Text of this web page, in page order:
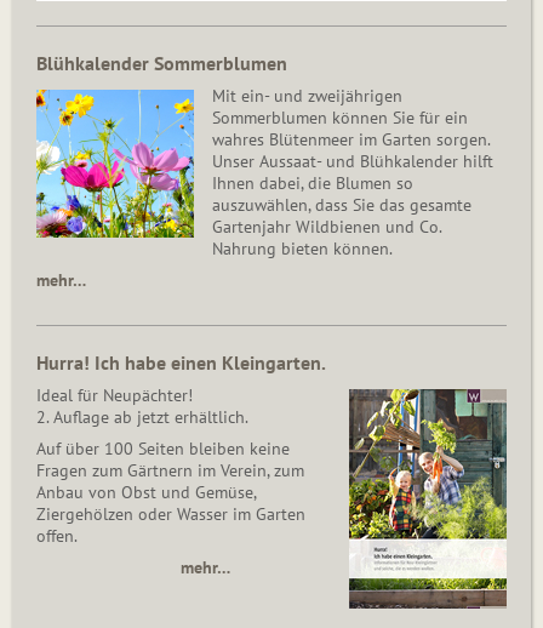
Blühkalender Sommerblumen
Mit ein- und zweijährigen
Sommerblumen können Sie für ein
wahres Blütenmeer im Garten sorgen.
Unser Aussaat- und Blühkalender hilft
Ihnen dabei, die Blumen so
auszuwählen, dass Sie das gesamte
Gartenjahr Wildbienen und Co.
Nahrung bieten können.
mehr…
Hurra! Ich habe einen Kleingarten.
Ideal für Neupächter!
2. Auflage ab jetzt erhältlich.
Auf über 100 Seiten bleiben keine
Fragen zum Gärtnern im Verein, zum
Anbau von Obst und Gemüse,
Ziergehölzen oder Wasser im Garten
offen.
mehr…